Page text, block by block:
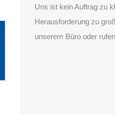
Uns ist kein Auftrag zu
Herausforderung zu
unserem Büro oder